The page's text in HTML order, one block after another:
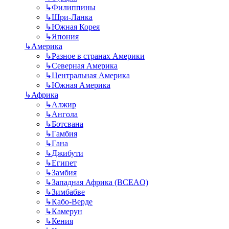
↳Филиппины
↳Шри-Ланка
↳Южная Корея
↳Япония
↳Америка
↳Разное в странах Америки
↳Северная Америка
↳Центральная Америка
↳Южная Америка
↳Африка
↳Алжир
↳Ангола
↳Ботсвана
↳Гамбия
↳Гана
↳Джибути
↳Египет
↳Замбия
↳Западная Африка (BCEAO)
↳Зимбабве
↳Кабо-Верде
↳Камерун
↳Кения